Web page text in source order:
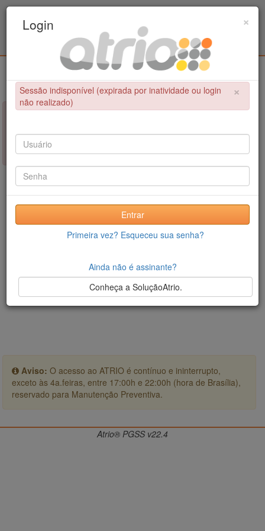
Civil / UPE
×
NÃO FOI POSSÍVEL CONCLUIR A OPERAÇÃO
Sessão indisponível (expirada por inatividade ou login não
realizado)
Aviso: O acesso ao ATRIO é contínuo e ininterrupto,
exceto às 4a.feiras, entre 17:00h e 22:00h (hora de Brasília),
reservado para Manutenção Preventiva.
×
Login
×
Sessão indisponível (expirada por inatividade ou login
não realizado)
Entrar
Primeira vez? Esqueceu sua senha?
Ainda não é assinante?
Conheça a SoluçãoAtrio.
Atrio® PGSS v22.4